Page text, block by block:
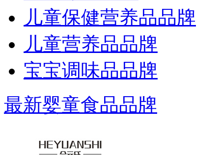
儿童保健营养品品牌
儿童营养品品牌
宝宝调味品品牌
最新婴童食品品牌